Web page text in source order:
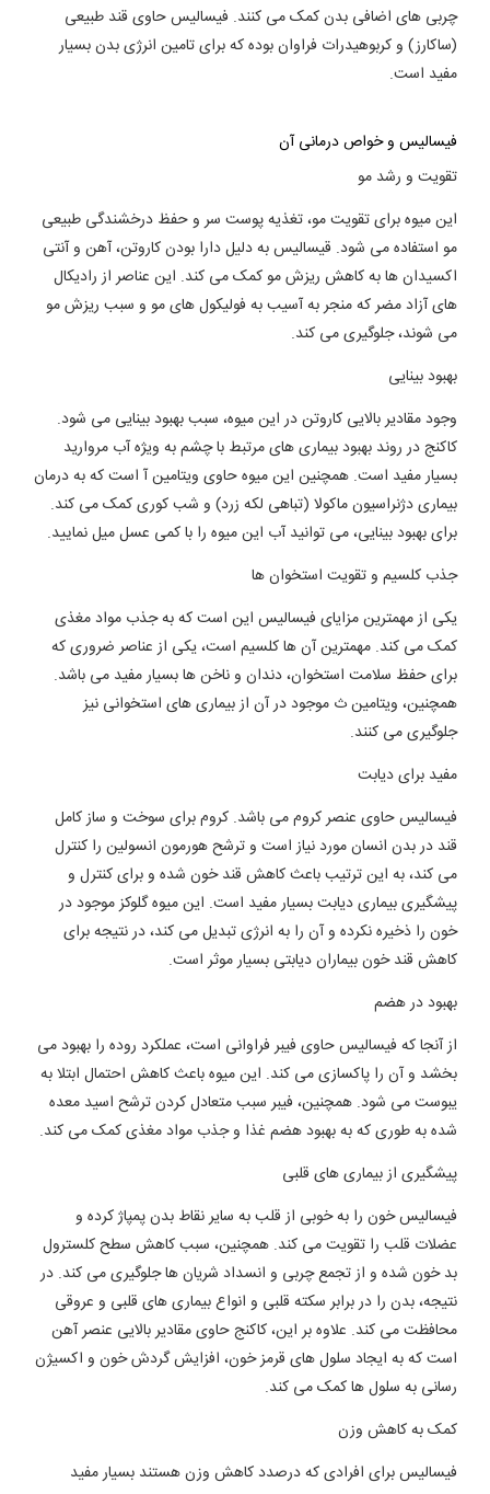
چربی های اضافی بدن کمک می کنند. فیسالیس حاوی قند طبیعی
(ساکارز) و کربوهیدرات فراوان بوده که برای تامین انرژی بدن بسیار
مفید است.
فیسالیس و خواص درمانی آن
تقویت و رشد مو
این میوه برای تقویت مو، تغذیه پوست سر و حفظ درخشندگی طبیعی
مو استفاده می شود. قیسالیس به دلیل دارا بودن کاروتن، آهن و آنتی
اکسیدان ها به کاهش ریزش مو کمک می کند. این عناصر از رادیکال
های آزاد مضر که منجر به آسیب به فولیکول های مو و سبب ریزش مو
می شوند، جلوگیری می کند.
بهبود بینایی
وجود مقادیر بالایی کاروتن در این میوه، سبب بهبود بینایی می شود.
کاکنج در روند بهبود بیماری های مرتبط با چشم به ویژه آب مروارید
بسیار مفید است. همچنین این میوه حاوی ویتامین آ است که به درمان
بیماری دژنراسیون ماکولا (تباهی لکه زرد) و شب کوری کمک می کند.
برای بهبود بینایی، می توانید آب این میوه را با کمی عسل میل نمایید.
جذب کلسیم و تقویت استخوان ها
یکی از مهمترین مزایای فیسالیس این است که به جذب مواد مغذی
کمک می کند. مهمترین آن ها کلسیم است، یکی از عناصر ضروری که
برای حفظ سلامت استخوان، دندان و ناخن ها بسیار مفید می باشد.
همچنین، ویتامین ث موجود در آن از بیماری های استخوانی نیز
جلوگیری می کنند.
مفید برای دیابت
فیسالیس حاوی عنصر کروم می باشد. کروم برای سوخت و ساز کامل
قند در بدن انسان مورد نیاز است و ترشح هورمون انسولین را کنترل
می کند، به این ترتیب باعث کاهش قند خون شده و برای کنترل و
پیشگیری بیماری دیابت بسیار مفید است. این میوه گلوکز موجود در
خون را ذخیره نکرده و آن را به انرژی تبدیل می کند، در نتیجه برای
کاهش قند خون بیماران دیابتی بسیار موثر است.
بهبود در هضم
از آنجا که فیسالیس حاوی فیبر فراوانی است، عملکرد روده را بهبود می
بخشد و آن را پاکسازی می کند. این میوه باعث کاهش احتمال ابتلا به
یبوست می شود. همچنین، فیبر سبب متعادل کردن ترشح اسید معده
شده به طوری که به بهبود هضم غذا و جذب مواد مغذی کمک می کند.
پیشگیری از بیماری های قلبی
فیسالیس خون را به خوبی از قلب به سایر نقاط بدن پمپاژ کرده و
عضلات قلب را تقویت می کند. همچنین، سبب کاهش سطح کلسترول
بد خون شده و از تجمع چربی و انسداد شریان ها جلوگیری می کند. در
نتیجه، بدن را در برابر سکته قلبی و انواع بیماری های قلبی و عروقی
محافظت می کند. علاوه بر این، کاکنج حاوی مقادیر بالایی عنصر آهن
است که به ایجاد سلول های قرمز خون، افزایش گردش خون و اکسیژن
رسانی به سلول ها کمک می کند.
کمک به کاهش وزن
فیسالیس برای افرادی که درصدد کاهش وزن هستند بسیار مفید